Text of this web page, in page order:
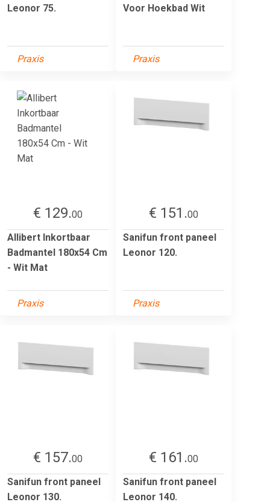
Leonor 75.
Praxis
Voor Hoekbad Wit
Praxis
€ 129.00
Allibert Inkortbaar
Badmantel 180x54 Cm
- Wit Mat
Praxis
€ 151.00
Sanifun front paneel
Leonor 120.
Praxis
€ 157.00
Sanifun front paneel
Leonor 130.
€ 161.00
Sanifun front paneel
Leonor 140.